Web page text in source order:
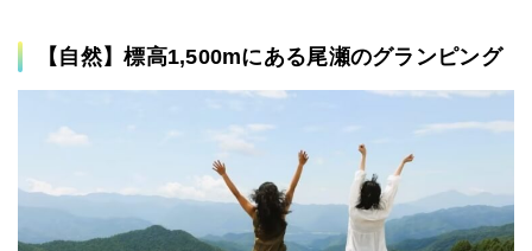
【自然】標高1,500mにある尾瀬のグランピング